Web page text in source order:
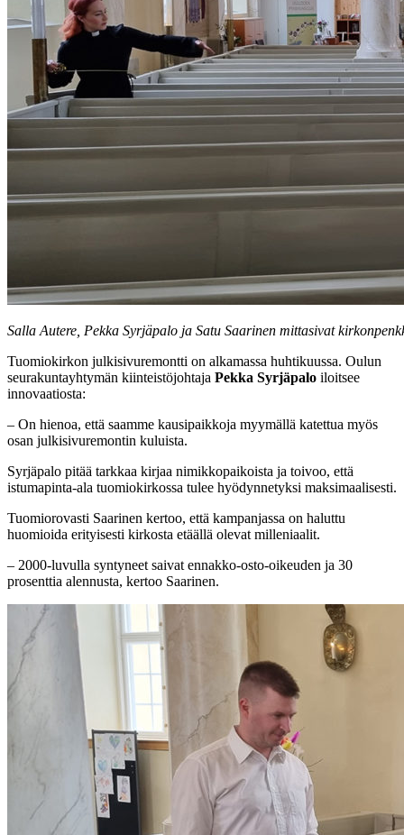
Salla Autere, Pekka Syrjäpalo ja Satu Saarinen mittasivat
Tuomiokirkon julkisivuremontti on alkamassa huhtikuussa. Oulun
seurakuntayhtymän kiinteistöjohtaja Pekka Syrjäpalo iloitsee
innovaatiosta:
– On hienoa, että saamme kausipaikkoja myymällä katettua myös
osan julkisivuremontin kuluista.
Syrjäpalo pitää tarkkaa kirjaa nimikkopaikoista ja toivoo, että
istumapinta-ala tuomiokirkossa tulee hyödynnetyksi maksimaalisesti.
Tuomiorovasti Saarinen kertoo, että kampanjassa on haluttu
huomioida erityisesti kirkosta etäällä olevat milleniaalit.
– 2000-luvulla syntyneet saivat ennakko-osto-oikeuden ja 30
prosenttia alennusta, kertoo Saarinen.